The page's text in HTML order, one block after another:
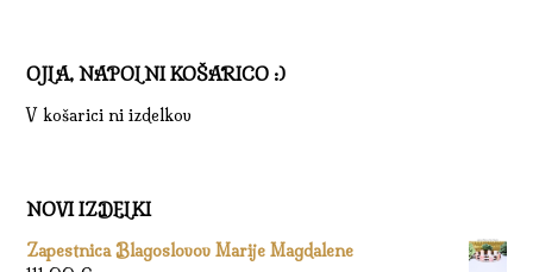
OJLA, NAPOLNI KOŠARICO :)
V košarici ni izdelkov
NOVI IZDELKI
Zapestnica Blagoslovov Marije Magdalene